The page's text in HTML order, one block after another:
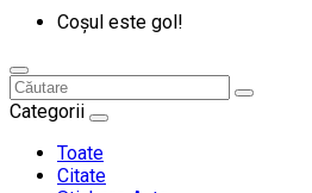
Coșul este gol!
Categorii
Toate
Citate